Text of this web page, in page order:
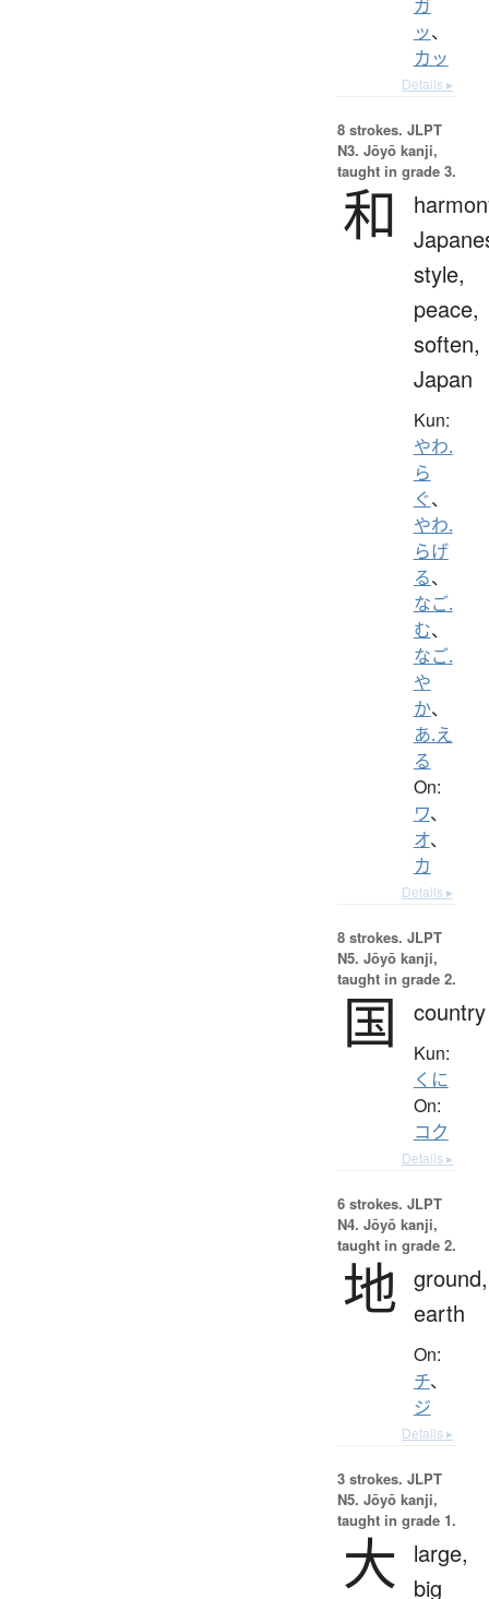
ガ
ッ、
カッ
Details ▸
8 strokes. JLPT
N3. Jōyō kanji,
taught in grade 3.
和
style,
peace,
soften,
Japan
Kun:
やわ.
ら
ぐ、
やわ.
らげ
る、
なご.
む、
なご.
や
か、
あ.え
る
On:
ワ、
オ、
カ
Details ▸
8 strokes. JLPT
N5. Jōyō kanji,
taught in grade 2.
国 country
Kun:
くに
On:
コク
Details ▸
6 strokes. JLPT
N4. Jōyō kanji,
taught in grade 2.
地 ground,
earth
On:
チ、
ジ
Details ▸
3 strokes. JLPT
N5. Jōyō kanji,
taught in grade 1.
大
large,
big